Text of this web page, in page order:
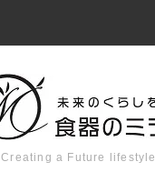
Creating a Future lifestyle